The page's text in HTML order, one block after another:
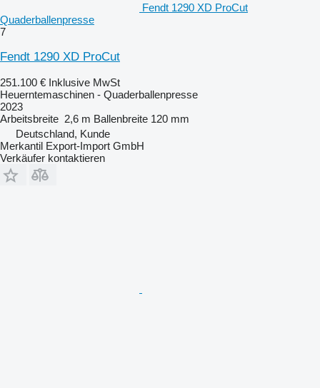
Fendt 1290 XD ProCut
Quaderballenpresse
7
Fendt 1290 XD ProCut
251.100 € Inklusive MwSt
Heuerntemaschinen - Quaderballenpresse
2023
Arbeitsbreite 2,6 m Ballenbreite 120 mm
Deutschland, Kunde
Merkantil Export-Import GmbH
Verkäufer kontaktieren